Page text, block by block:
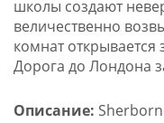
школы создают
величественно
комнат
Дорога до Лондона
Описание: